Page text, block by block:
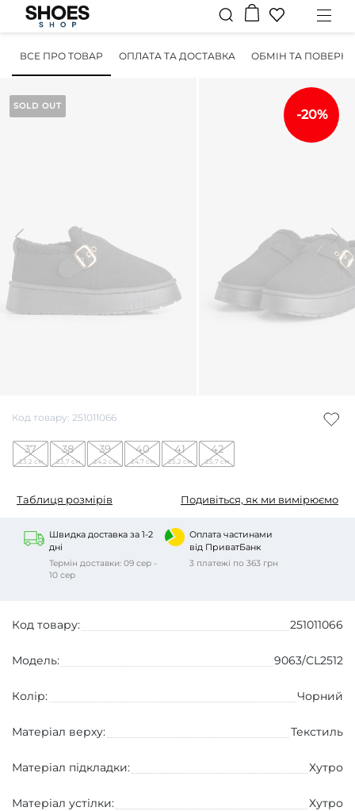
ВСЕ ПРО ТОВАР ОПЛАТА ТА ДОСТАВКА ОБМІН ТА
-20%
SOLD OUT
Код товару: 251011066
37
23,2 см
38
23,7 см
39
24,2 см
40
24,7 см
41
25,2 см
42
25,7 см
Таблиця розмірів Подивіться, як ми вимірюємо
Швидка доставка за 1-2
дні
Термін доставки: 09 сер -
10 сер
Оплата частинами
від ПриватБанк
3 платежі по 363 грн
Код товару: 251011066
Модель: 9063/CL2512
Колір: Чорний
Матеріал верху: Текстиль
Матеріал підкладки: Хутро
Матеріал устілки: Хутро